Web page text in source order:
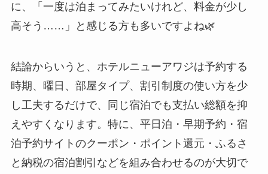
に、「一度は泊まってみたいけれど、料金が少し
高そう……」と感じる方も多いですよね🌿
結論からいうと、ホテルニューアワジは予約する
時期、曜日、部屋タイプ、割引制度の使い方を少
し工夫するだけで、同じ宿泊でも支払い総額を抑
えやすくなります。特に、平日泊・早期予約・宿
泊予約サイトのクーポン・ポイント還元・ふるさ
と納税の宿泊割引などを組み合わせるのが大切で